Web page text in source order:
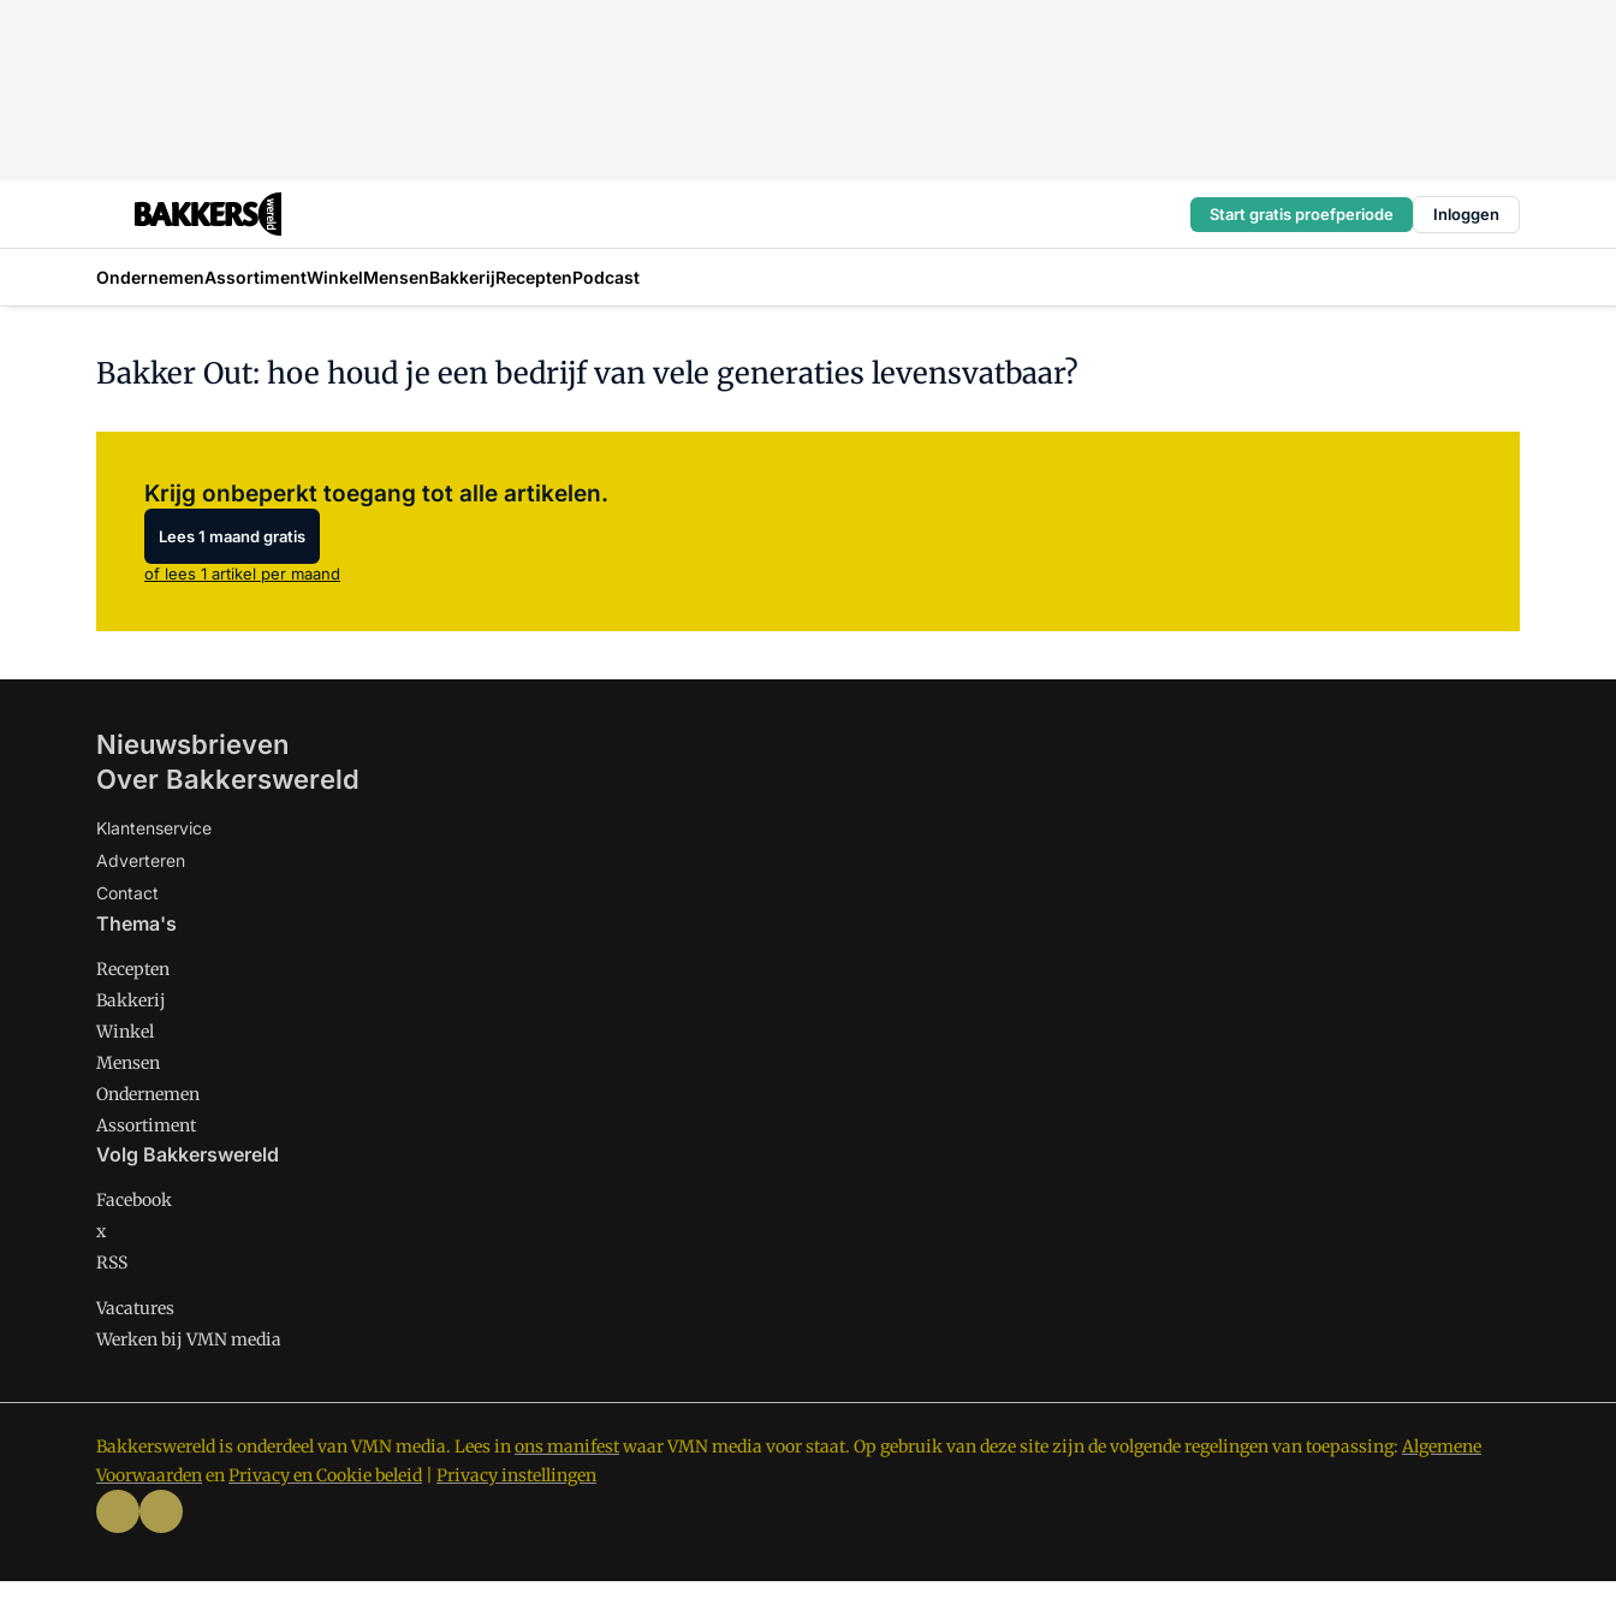
Start gratis proefperiode Inloggen
OndernemenAssortimentWinkelMensenBakkerijReceptenPodcast
Bakker Out: hoe houd je een bedrijf van vele generaties levensvatbaar?
Krijg onbeperkt toegang tot alle artikelen.
Lees 1 maand gratis
of lees 1 artikel per maand
Nieuwsbrieven
Over Bakkerswereld
Klantenservice
Adverteren
Contact
Thema's
Recepten
Bakkerij
Winkel
Mensen
Ondernemen
Assortiment
Volg Bakkerswereld
Facebook
x
RSS
Vacatures
Werken bij VMN media
Bakkerswereld is onderdeel van VMN media. Lees inons manifestwaar VMN media voor staat. Op gebruik van deze site zijn de volgende regelingen van toepassing: Algemene
VoorwaardenenPrivacy en Cookie beleid Privacy instellingen